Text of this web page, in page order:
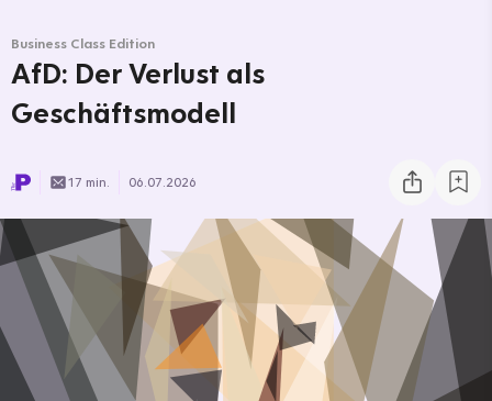
Business Class Edition
AfD: Der Verlust als
Geschäftsmodell
17 min. 06.07.2026